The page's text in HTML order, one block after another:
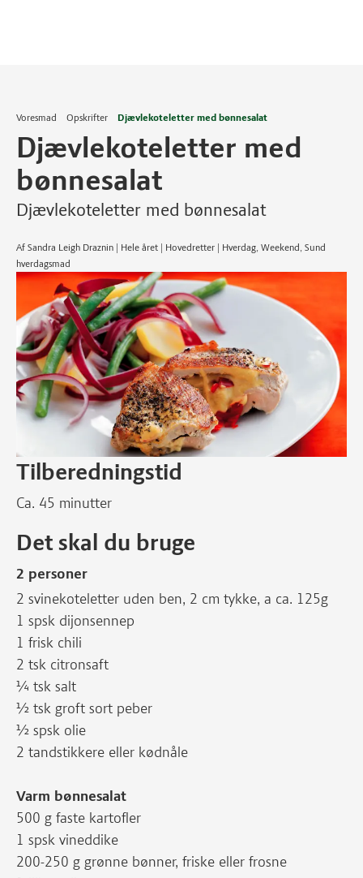
Voresmad Opskrifter Djævlekoteletter med bønnesalat
Djævlekoteletter med
bønnesalat
Djævlekoteletter med bønnesalat
Af Sandra Leigh Draznin | Hele året | Hovedretter | Hverdag, Weekend, Sund
hverdagsmad
Tilberedningstid
Ca. 45 minutter
Det skal du bruge
2 personer
2 svinekoteletter uden ben, 2 cm tykke, a ca. 125g
1 spsk dijonsennep
1 frisk chili
2 tsk citronsaft
¼ tsk salt
½ tsk groft sort peber
½ spsk olie
2 tandstikkere eller kødnåle
Varm bønnesalat
500 g faste kartofler
1 spsk vineddike
200-250 g grønne bønner, friske eller frosne